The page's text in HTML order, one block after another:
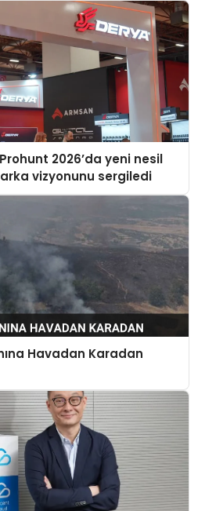
2026’da yeni nesil
vizyonunu sergiledi
Havadan Karadan